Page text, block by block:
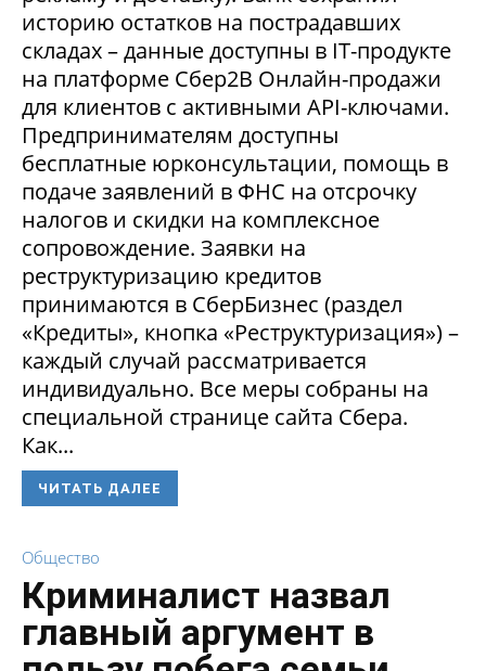
историю остатков на пострадавших
складах – данные доступны в IT-продукте
на платформе Сбер2В Онлайн-продажи
для клиентов с активными API-ключами.
Предпринимателям доступны
бесплатные юрконсультации, помощь в
подаче заявлений в ФНС на отсрочку
налогов и скидки на комплексное
сопровождение. Заявки на
реструктуризацию кредитов
принимаются в СберБизнес (раздел
«Кредиты», кнопка «Реструктуризация») –
каждый случай рассматривается
индивидуально. Все меры собраны на
специальной странице сайта Сбера.
Как...
ЧИТАТЬ ДАЛЕЕ
Общество
Криминалист назвал
главный аргумент в